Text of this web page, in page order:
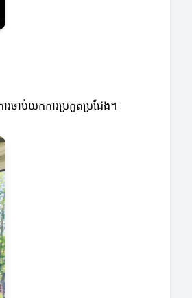
រចាប់យកការប្រកួតប្រជែង។